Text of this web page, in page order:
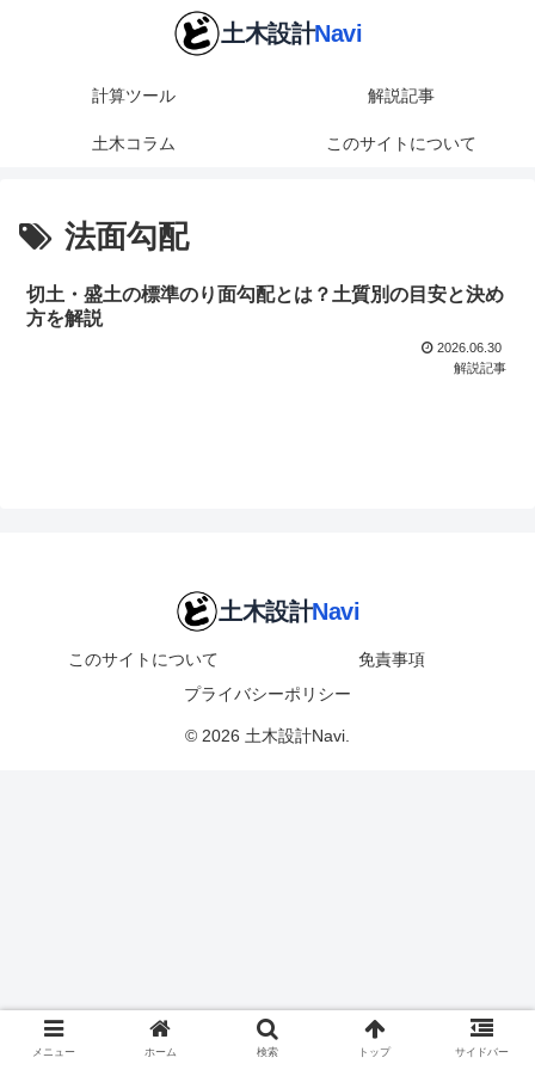
計算ツール 解説記事
土木コラム このサイトについて
法面勾配
切土・盛土の標準のり面勾配とは？土質別の目安と決め
方を解説
2026.06.30
解説記事
このサイトについて
免責事項
プライバシーポリシー
© 2026 土木設計Navi.
メニュー ホーム 検索 トップ サイドバー